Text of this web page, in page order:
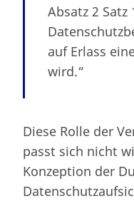
Absatz 2
auf Erlass
wird.“
Diese Rolle der
passt sich nicht
Konzeption der